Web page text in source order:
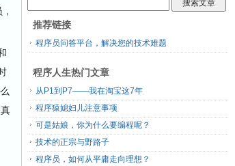
推荐链接
程序员问答平台，解决您的技术难题
程序人生热门文章
从P1到P7——我在淘宝这7年
程序猿媳妇儿注意事项
可是姑娘，你为什么要编程呢？
技术的正宗与野路子
程序员，如何从平庸走向理想？